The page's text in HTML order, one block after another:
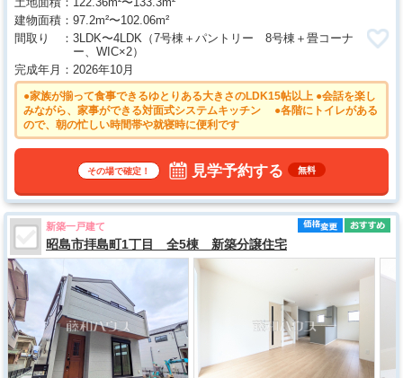
建物面積
97.2m²〜102.06m²
間取り
3LDK〜4LDK （7号棟＋パントリー 8号棟＋畳コーナ
ー、WIC×2）
完成年月
2026年10月
●家族が揃って食事できるゆとりある大きさのLDK15帖以上 ●会話を楽し
みながら、家事ができる対面式システムキッチン ●各階にトイレがある
ので、朝の忙しい時間帯や就寝時に便利です
その場で確定！ 見学予約する 無料
新築一戸建て
昭島市拝島町1丁目 全5棟 新築分譲住宅